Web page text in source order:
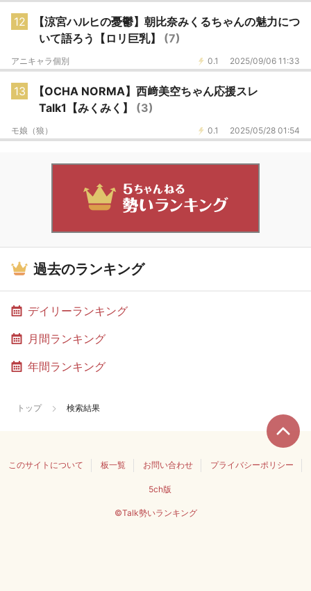
12
【涼宮ハルヒの憂鬱】朝比奈みくるちゃんの魅力につ
いて語ろう【ロリ巨乳】 (7)
0.1 2025/09/06 11:33
アニキャラ個別
13
【OCHA NORMA】西﨑美空ちゃん応援スレ
Talk1【みくみく】 (3)
0.1 2025/05/28 01:54
モ娘（狼）
過去のランキング
デイリーランキング
月間ランキング
年間ランキング
トップ 検索結果
このサイトについて 板一覧 お問い合わせ プライバシーポリシー
5ch版
©Talk勢いランキング